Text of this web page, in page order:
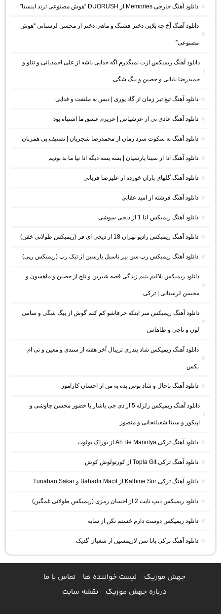
دانلود آهنگ خارجی Memories از DUORUSH “هوش مصنوعی ترند اینستا”
دانلود آهنگ آخ چه بلایی دختر قشنگ و ماهی دختر از محسن لرستانی “هوش
مصنوعی”
دانلود آهنگ ریمیکس ازت نمیگذرم اگه خدایی باشه از علی احمدیانی و تتلو و
حمیدرضا بابایی و حصین و بیگ شگی
دانلود آهنگ تیغ تیز زمان از گاد پوری | دیس به ملتفت و فدایی
دانلود آهنگ عادی نی از عرشیاس | عزیزم عشق ما اشتباه بود
دانلود آهنگ به سکوت سرد زمان از محمدرضا شجریان | تصنیف بی همزبان
دانلود آهنگ ادا از سینا پارسیان | بسه بسه دیگه ادا نیا ما بد بودیم
دانلود آهنگ گلهای باران خورده از علیرضا قربانی
دانلود آهنگ فرشته از امید عقابی
دانلود آهنگ ریمیکس لنا 1 از دیجی سوشی
دانلود آهنگ ریمیکس رادیو تهران 18 از دیجی ای فر (ریمیکس طولانی خفن)
دانلود آهنگ ریمیکس رپ سن بیر ناسیل یارسین از تیک رپ (ریمیکس رپی)
دانلود ریمیکس بلالیم بنیم زندگی قصه شیرین و تلخ از حصین و ماهسون و
محسن لرستانی | ترکی
دانلود آهنگ ریمیکس سر اینکه حرفاشو کم کنم گوش از بیگ شگی و سامی
لون و ناجی و طاهاس
دانلود آهنگ ریمیکس شاد بندری تریبال آخر هفته از سندی و معین و تی ام
بکس
دانلود آهنگ باحال و شاد بوس بده به من از احسان کاراموز
دانلود آهنگ ریمیکس زلزله 5 از دی جی یاشار با حضور محسن چاوشی و
اپیکور و سینا شعبانخانی و منصور
دانلود آهنگ ترکی Ah Be Manolya از بوراک بولوت
دانلود آهنگ ترکی Topla Git از کورتولوش کوش
دانلود آهنگ ترکی Kalbine Sor از Bahadır Macit و Tunahan Sakar
دانلود ریمیکس دیپ نایت 2 از احسان رمزی (ریمیکس طولانی غمگین)
دانلود ریمیکس دوست دارم خستم نکن از سایه
دانلود آهنگ ترکی بانا سن لازیمسین از شعبان گدیک
جهش موزیک لیست خواننده ها
تماس با ما
درباره جهش موزیک
نقشه سایت